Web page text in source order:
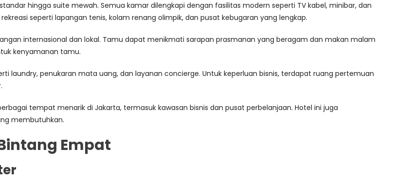
hingga suite mewah. Semua kamar dilengkapi dengan fasilitas modern seperti TV kabel, minibar, dan
seperti lapangan tenis, kolam renang olimpik, dan pusat kebugaran yang lengkap.
internasional dan lokal. Tamu dapat menikmati sarapan prasmanan yang beragam dan makan malam
kenyamanan tamu.
laundry, penukaran mata uang, dan layanan concierge. Untuk keperluan bisnis, terdapat ruang pertemuan
tempat menarik di Jakarta, termasuk kawasan bisnis dan pusat perbelanjaan. Hotel ini juga
membutuhkan.
Empat